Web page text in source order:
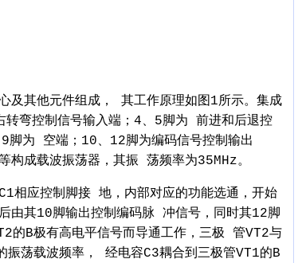
其他元件组成， 其工作原理如图1所示。集成
弯控制信号输入端；4、5脚为 前进和后退控
脚为 空端；10、12脚为编码信号控制输出
构成载波振荡器，其振 荡频率为35MHz。
相应控制脚接 地，内部对应的功能选通，开始
由其10脚输出控制编码脉 冲信号，同时其12脚
的B极有高电平信号而导通工作，三极 管VT2与
荡载波频率， 经电容C3耦合到三极管VT1的B